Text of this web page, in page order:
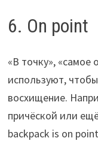
6. On point
«В точку»,
используют,
восхищение.
причёской или
backpack is on